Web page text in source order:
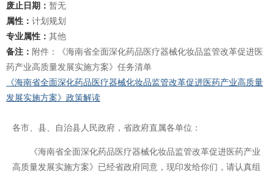
废止日期： 暂无
属性： 计划规划
专业属性： 其他
备注： 附件：《海南省全面深化药品医疗器械化妆品监管改革促进医
药产业高质量发展实施方案》任务清单
《海南省全面深化药品医疗器械化妆品监管改革促进医药产业高质量
发展实施方案》政策解读
各市、县、自治县人民政府，省政府直属各单位：
《海南省全面深化药品医疗器械化妆品监管改革促进医药产业
高质量发展实施方案》已经省政府同意，现印发给你们，请认真组